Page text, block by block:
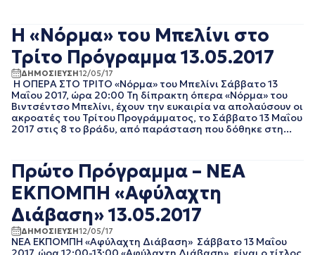
ΝΟΕΜΒΡΙΟΣ 2020
ΟΚΤΩΒΡΙΟΣ 2020
ΣΕΠΤΕΜΒΡΙΟΣ 2020
ΑΥΓΟΥΣΤΟΣ 2020
ΙΟΥΛΙΟΣ 2020
ΙΟΥΝΙΟΣ 2020
ΜΑΙΟΣ 2020
ΦΕΒΡΟΥΑΡΙΟΣ 2020
ΙΑΝΟΥΑΡΙΟΣ 2020
ΔΕΚΕΜΒΡΙΟΣ 2019
ΝΟΕΜΒΡΙΟΣ 2019
ΣΕΠΤΕΜΒΡΙΟΣ 2019
Η «Νόρμα» του Μπελίνι στο
Τρίτο Πρόγραμμα 13.05.2017
ΔΗΜΟΣΙΕΥΣΗ12/05/17
Η ΟΠΕΡΑ ΣΤΟ ΤΡΙΤΟ «Νόρμα» του Μπελίνι Σάββατο 13
Μαΐου 2017, ώρα 20:00 Τη δίπρακτη όπερα «Νόρμα» του
Βιντσέντσο Μπελίνι, έχουν την ευκαιρία να απολαύσουν οι
ακροατές του Τρίτου Προγράμματος, το Σάββατο 13 Μαΐου
2017 στις 8 το βράδυ, από παράσταση που δόθηκε στη...
Πρώτο Πρόγραμμα – ΝΕΑ
ΕΚΠΟΜΠΗ «Αφύλαχτη
Διάβαση» 13.05.2017
ΔΗΜΟΣΙΕΥΣΗ12/05/17
ΝΕΑ ΕΚΠΟΜΠΗ «Αφύλαχτη Διάβαση» Σάββατο 13 Μαΐου